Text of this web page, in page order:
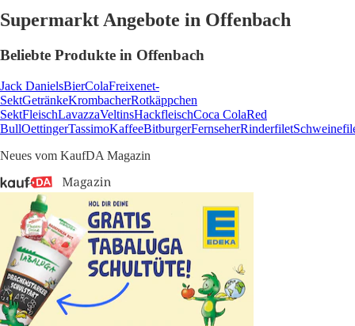
Supermarkt Angebote in Offenbach
Beliebte Produkte in Offenbach
Jack DanielsBierColaFreixenet-
SektGetränkeKrombacherRotkäppchen
SektFleischLavazzaVeltinsHackfleischCoca ColaRed
BullOettingerTassimoKaffeeBitburgerFernseherRinderfilet
Neues vom KaufDA Magazin